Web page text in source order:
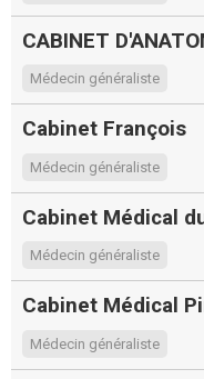
CABINET
Médecin généraliste
Cabinet François
Médecin généraliste
Cabinet Médical
Médecin généraliste
Cabinet Médical
Médecin généraliste